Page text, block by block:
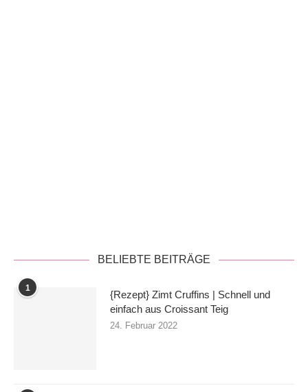
BELIEBTE BEITRÄGE
1
{Rezept} Zimt Cruffins | Schnell und
einfach aus Croissant Teig
24. Februar 2022